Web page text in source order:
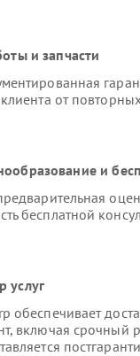
и запчасти
от
и
бесплатной
услуг
обеспечивает
включая срочный